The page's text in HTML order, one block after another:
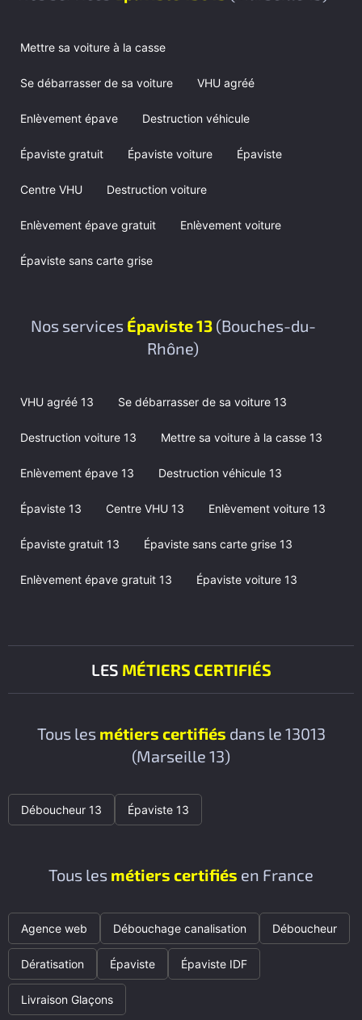
Mettre sa voiture à la casse
Se débarrasser de sa voiture VHU agréé
Enlèvement épave Destruction véhicule
Épaviste gratuit Épaviste voiture Épaviste
Centre VHU Destruction voiture
Enlèvement épave gratuit Enlèvement voiture
Épaviste sans carte grise
Nos services Épaviste 13 (Bouches-du-
Rhône)
VHU agréé 13 Se débarrasser de sa voiture 13
Destruction voiture 13 Mettre sa voiture à la casse 13
Enlèvement épave 13 Destruction véhicule 13
Épaviste 13 Centre VHU 13 Enlèvement voiture 13
Épaviste gratuit 13 Épaviste sans carte grise 13
Enlèvement épave gratuit 13 Épaviste voiture 13
LES MÉTIERS CERTIFIÉS
Tous les métiers certifiés dans le 13013
(Marseille 13)
Déboucheur 13 Épaviste 13
Tous les métiers certifiés en France
Agence web Débouchage canalisation Déboucheur
Dératisation Épaviste Épaviste IDF
Livraison Glaçons